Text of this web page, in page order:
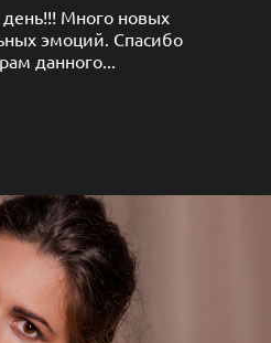
Много новых
эмоций. Спасибо
данного...